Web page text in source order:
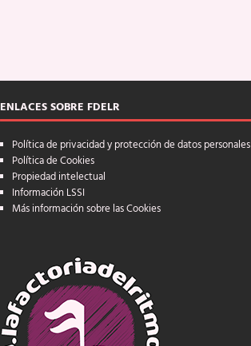
ENLACES SOBRE FDELR
Política de privacidad y protección de datos personales
Política de Cookies
Propiedad intelectual
Información LSSI
Más información sobre las Cookies